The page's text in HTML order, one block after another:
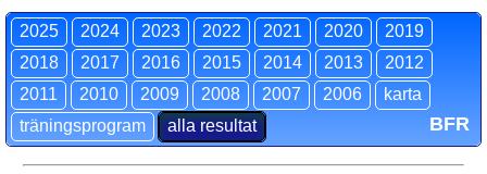
2025 2024 2023 2022 2021 2020
2019
2018
2017 2016 2015 2014 2013
2012
2011
2010 2009 2008 2007 2006
karta
träningsprogram
alla resultat BFR